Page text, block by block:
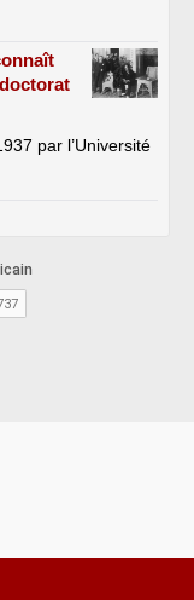
par l’Université